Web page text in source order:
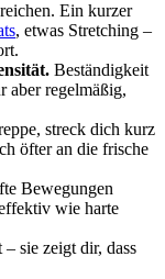
Ein kurzer
, etwas Stretching –
Beständigkeit
aber regelmäßig,
streck dich kurz
öfter an die frische
Bewegungen
wie harte
sie zeigt dir, dass